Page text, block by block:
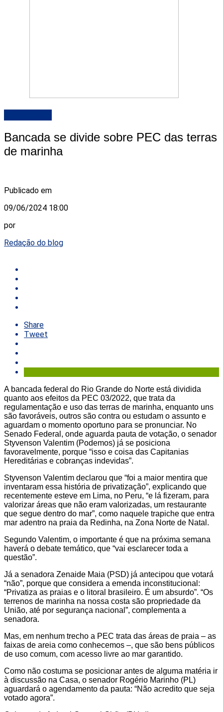
Bancada se divide sobre PEC das terras
de marinha
Publicado em
09/06/2024 18:00
por
Redação do blog
Share
Tweet
A bancada federal do Rio Grande do Norte está dividida
quanto aos efeitos da PEC 03/2022, que trata da
regulamentação e uso das terras de marinha, enquanto uns
são favoráveis, outros são contra ou estudam o assunto e
aguardam o momento oportuno para se pronunciar. No
Senado Federal, onde aguarda pauta de votação, o senador
Styvenson Valentim (Podemos) já se posiciona
favoravelmente, porque “isso e coisa das Capitanias
Hereditárias e cobranças indevidas”.
Styvenson Valentim declarou que “foi a maior mentira que
inventaram essa história de privatização”, explicando que
recentemente esteve em Lima, no Peru, “e lá fizeram, para
valorizar áreas que não eram valorizadas, um restaurante
que segue dentro do mar”, como naquele trapiche que entra
mar adentro na praia da Redinha, na Zona Norte de Natal.
Segundo Valentim, o importante é que na próxima semana
haverá o debate temático, que “vai esclarecer toda a
questão”.
Já a senadora Zenaide Maia (PSD) já antecipou que votará
“não”, porque que considera a emenda inconstitucional:
“Privatiza as praias e o litoral brasileiro. É um absurdo”. “Os
terrenos de marinha na nossa costa são propriedade da
União, até por segurança nacional”, complementa a
senadora.
Mas, em nenhum trecho a PEC trata das áreas de praia – as
faixas de areia como conhecemos –, que são bens públicos
de uso comum, com acesso livre ao mar garantido.
Como não costuma se posicionar antes de alguma matéria ir
à discussão na Casa, o senador Rogério Marinho (PL)
aguardará o agendamento da pauta: “Não acredito que seja
votado agora”.